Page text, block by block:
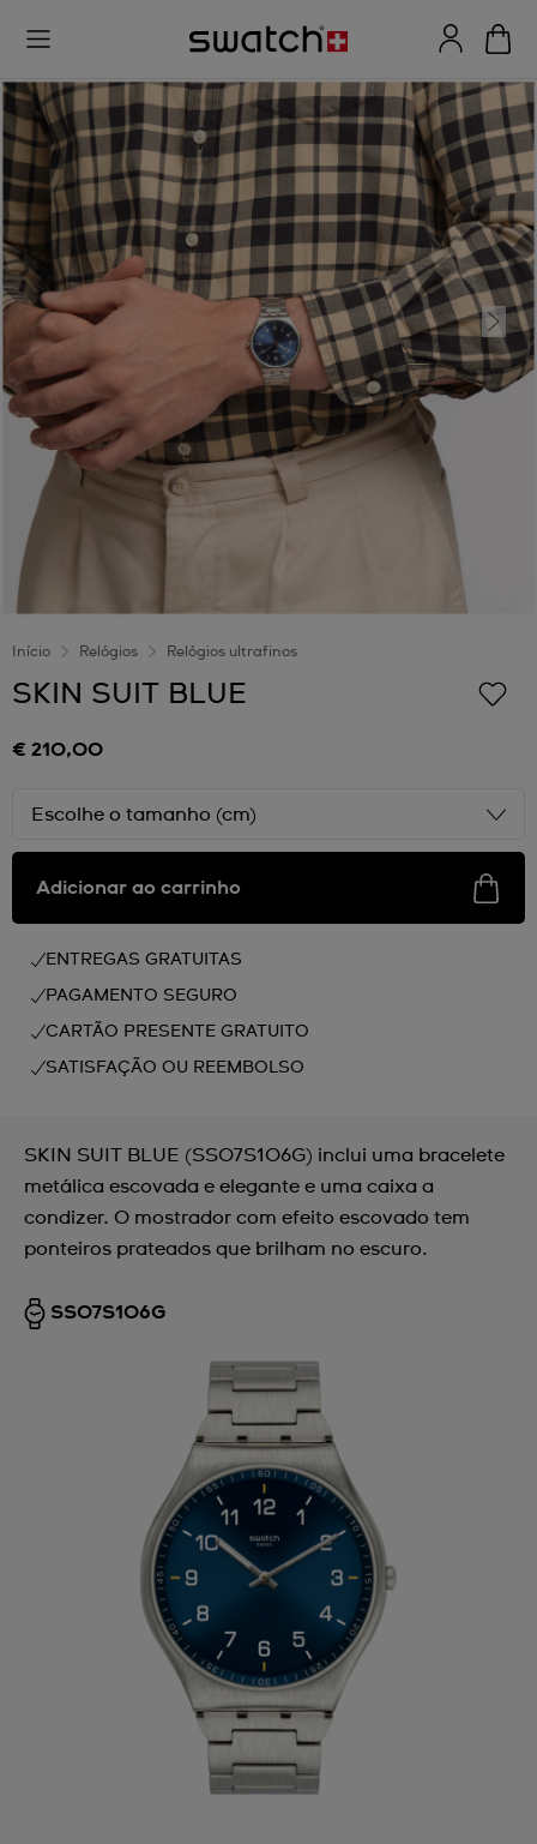
Início Relógios Relógios ultrafinos
SKIN SUIT BLUE
€ 210,00
Escolhe o tamanho (cm)
Adicionar ao carrinho
ENTREGAS GRATUITAS
PAGAMENTO SEGURO
CARTÃO PRESENTE GRATUITO
SATISFAÇÃO OU REEMBOLSO
SKIN SUIT BLUE (SS07S106G) inclui uma bracelete
metálica escovada e elegante e uma caixa a
condizer. O mostrador com efeito escovado tem
ponteiros prateados que brilham no escuro.
SS07S106G